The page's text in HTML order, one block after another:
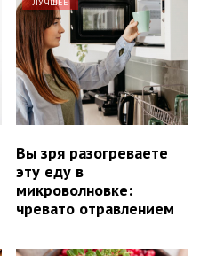
Вы зря разогреваете
эту еду в
микроволновке:
чревато отравлением